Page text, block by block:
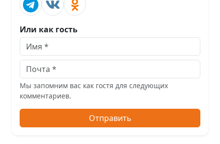
Или как гость
Мы запомним вас как гостя для следующих
комментариев.
Отправить